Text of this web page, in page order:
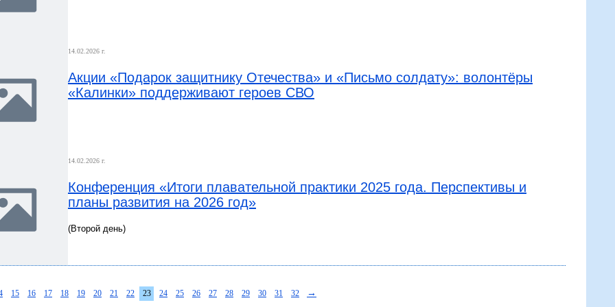
14.02.2026 г.
Акции «Подарок защитнику Отечества» и «Письмо солдату»: волонтёры
«Калинки» поддерживают героев СВО
14.02.2026 г.
Конференция «Итоги плавательной практики 2025 года. Перспективы и
планы развития на 2026 год»
(Второй день)
15 16 17 18 19 20 21 22 23 24 25 26 27 28 29 30 31 32 →